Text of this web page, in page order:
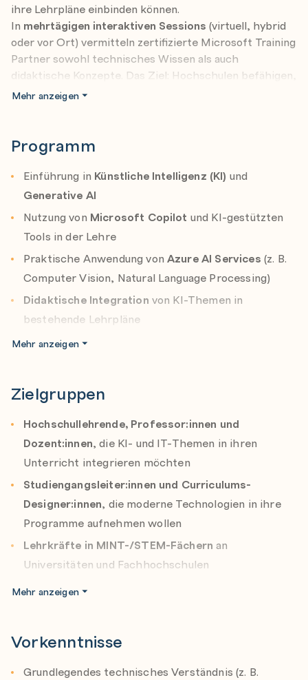
ihre Lehrpläne einbinden können.
In mehrtägigen interaktiven Sessions (virtuell, hybrid
oder vor Ort) vermitteln zertifizierte Microsoft Training
Partner sowohl technisches Wissen als auch
didaktische Konzepte. Das Ziel: Hochschulen befähigen,
ihre Studierenden optimal auf die digitale Arbeitswelt
Mehr anzeigen
Programm
Einführung in Künstliche Intelligenz (KI) und
Generative AI
Nutzung von Microsoft Copilot und KI-gestützten
Tools in der Lehre
Praktische Anwendung von Azure AI Services (z. B.
Computer Vision, Natural Language Processing)
Didaktische Integration von KI-Themen in
bestehende Lehrpläne
Vorbereitung auf
Mehr anzeigen
Zielgruppen
Hochschullehrende, Professor:innen und
Dozent:innen, die KI- und IT-Themen in ihren
Unterricht integrieren möchten
Studiengangsleiter:innen und Curriculums-
Designer:innen, die moderne Technologien in ihre
Programme aufnehmen wollen
Lehrkräfte in MINT-/STEM-Fächern an
Universitäten und Fachhochschulen
Mehr anzeigen
Vorkenntnisse
Grundlegendes technisches Verständnis (z. B.